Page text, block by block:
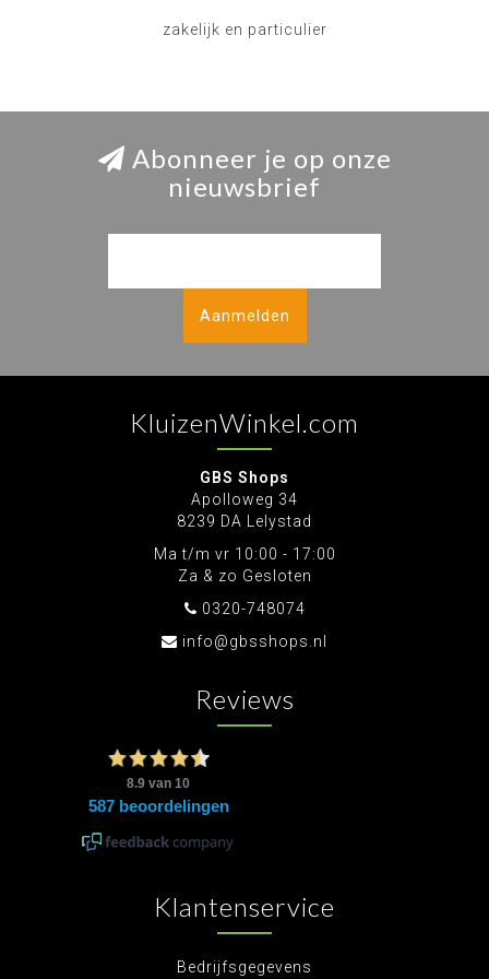
zakelijk en particulier
Abonneer je op onze
nieuwsbrief
Aanmelden
KluizenWinkel.com
GBS Shops
Apolloweg 34
8239 DA Lelystad
Ma t/m vr 10:00 - 17:00
Za & zo Gesloten
0320-748074
info@gbsshops.nl
Reviews
Klantenservice
Bedrijfsgegevens